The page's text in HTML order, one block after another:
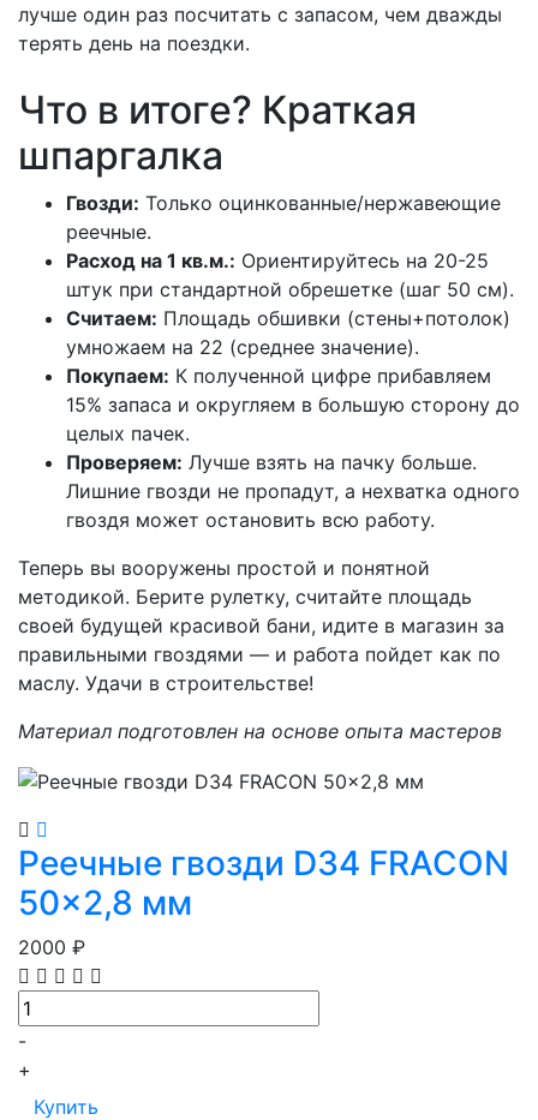
лучше один раз посчитать с запасом, чем дважды
терять день на поездки.
Что в итоге? Краткая
шпаргалка
Гвозди: Только оцинкованные/нержавеющие
реечные.
Расход на 1 кв.м.: Ориентируйтесь на 20-25
штук при стандартной обрешетке (шаг 50 см).
Считаем: Площадь обшивки (стены+потолок)
умножаем на 22 (среднее значение).
Покупаем: К полученной цифре прибавляем
15% запаса и округляем в большую сторону до
целых пачек.
Проверяем: Лучше взять на пачку больше.
Лишние гвозди не пропадут, а нехватка одного
гвоздя может остановить всю работу.
Теперь вы вооружены простой и понятной
методикой. Берите рулетку, считайте площадь
своей будущей красивой бани, идите в магазин за
правильными гвоздями — и работа пойдет как по
маслу. Удачи в строительстве!
Материал подготовлен на основе опыта мастеров
Просмотр
Реечные гвозди D34 FRACON
50x2,8 мм
2000 ₽
-
+
Купить